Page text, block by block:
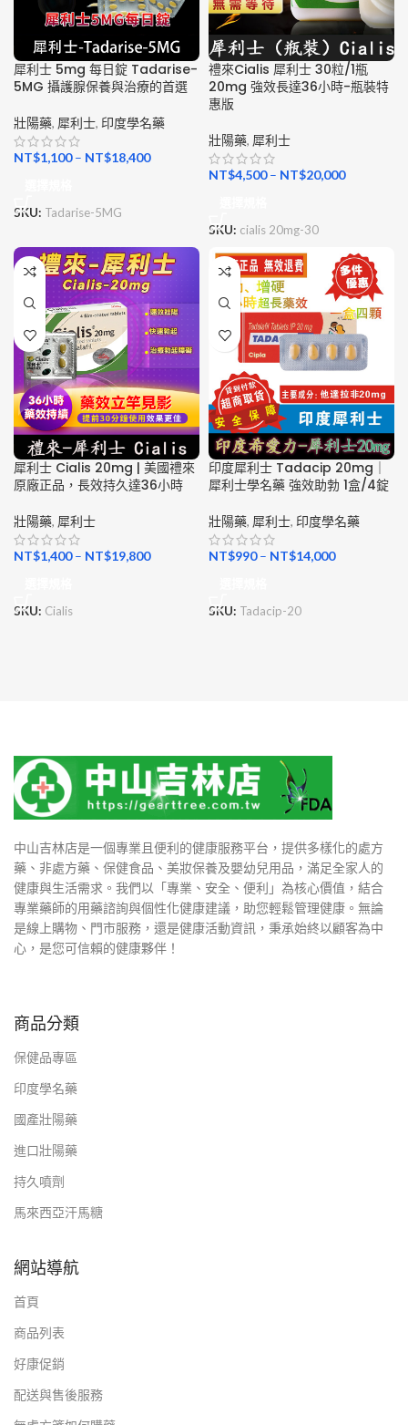
犀利士 5mg 每日錠 Tadarise-
5MG 攝護腺保養與治療的首選
壯陽藥, 犀利士, 印度學名藥
NT$1,100– NT$18,400
SKU: Tadarise-5MG
禮來Cialis 犀利士 30粒/1瓶
20mg 強效長達36小時-瓶裝特
惠版
壯陽藥, 犀利士
NT$4,500– NT$20,000
SKU: cialis 20mg-30
犀利士 Cialis 20mg | 美國禮來
原廠正品，長效持久達36小時
壯陽藥, 犀利士
NT$1,400– NT$19,800
SKU: Cialis
印度犀利士 Tadacip 20mg｜
犀利士學名藥 強效助勃 1盒/4錠
壯陽藥, 犀利士, 印度學名藥
NT$990– NT$14,000
SKU: Tadacip-20
中山吉林店是一個專業且便利的健康服務平台，提供多樣化的處方
藥、非處方藥、保健食品、美妝保養及嬰幼兒用品，滿足全家人的
健康與生活需求。我們以「專業、安全、便利」為核心價值，結合
專業藥師的用藥諮詢與個性化健康建議，助您輕鬆管理健康。無論
是線上購物、門市服務，還是健康活動資訊，秉承始終以顧客為中
心，是您可信賴的健康夥伴！
商品分類
保健品專區
印度學名藥
國產壯陽藥
進口壯陽藥
持久噴劑
馬來西亞汗馬糖
網站導航
首頁
商品列表
好康促銷
配送與售後服務